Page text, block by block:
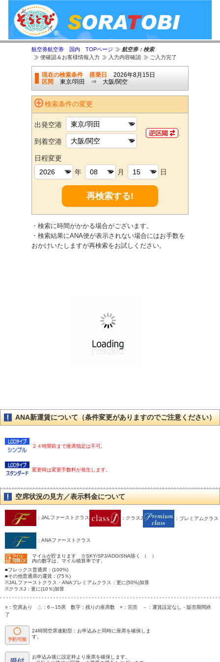
航空券航空券 国内 TOPページ
航空券：検索
便確認＆お客様情報入力
入力内容確認 ご入力完了
現在の検索条件 搭乗日
2026年8月15日
区間
東京/羽田 ⇒ 大阪/関空
検索条件の変更
出発空港
到着空港
日程変更
年
月 日
・検索に時間がかかる場合がございます。
・検索結果にANA便が表示されない場合にはお手数を
おかけいたしますが再検索をお試しください。
ANA新運賃について（条件変更がありますのでご注意ください）
２４時間前まで座席指定は不可。
変更時は変更手数料が発生します。
空席状況の見方／表示料金について
：JALファーストクラス ：クラスJ ：プレミアムクラス
：ANAファーストクラス
マイルが貯まります ※SKY/SFJ/ADO/SNA除く （ ）
内の数字は、マイル積算率です。
■フレックス普通席：(100%)
■その他普通席の運賃：(75％)
※JALファーストクラス・ANAプレミアムクラス：更に(50%)加算
※クラスJ：更に(10％)加算
○：空席あり △：6～15席 数字：残りの座席数 ×：完売 －：運賃設定なし・販売期間終
了
24時間空席連動型：お申込みと同時に座席を確保しま
す。
お申込み後に設定枠より座席を確保します。